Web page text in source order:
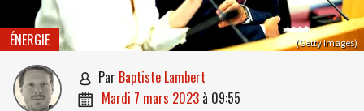
(Getty Images)
ÉNERGIE
 par Baptiste Lambert
 mardi 7 mars 2023 à 09:55